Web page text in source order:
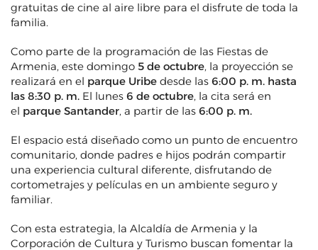
gratuitas de cine al aire libre para el disfrute de toda la
familia.
Como parte de la programación de las Fiestas de
Armenia, este domingo 5 de octubre, la proyección se
realizará en el parque Uribe desde las 6:00 p. m. hasta
las 8:30 p. m. El lunes 6 de octubre, la cita será en
el parque Santander, a partir de las 6:00 p. m.
El espacio está diseñado como un punto de encuentro
comunitario, donde padres e hijos podrán compartir
una experiencia cultural diferente, disfrutando de
cortometrajes y películas en un ambiente seguro y
familiar.
Con esta estrategia, la Alcaldía de Armenia y la
Corporación de Cultura y Turismo buscan fomentar la